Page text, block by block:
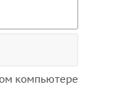
компьютере